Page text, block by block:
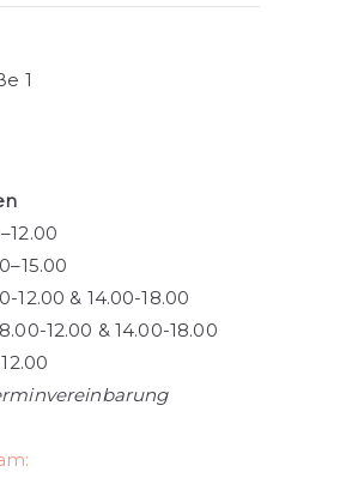
1
12.00 & 14.00-18.00
12.00 & 14.00-18.00